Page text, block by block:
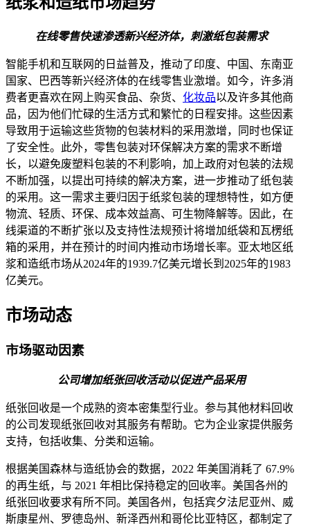
在线零售快速渗透新兴经济体，刺激纸包装需求
智能手机和互联网的日益普及，推动了印度、中国、东南亚
国家、巴西等新兴经济体的在线零售业激增。如今，许多消
费者更喜欢在网上购买食品、杂货、 化妆品以及许多其他商
品，因为他们忙碌的生活方式和繁忙的日程安排。这些因素
导致用于运输这些货物的包装材料的采用激增，同时也保证
了安全性。此外，零售包装对环保解决方案的需求不断增
长，以避免废塑料包装的不利影响，加上政府对包装的法规
不断加强，以提出可持续的解决方案，进一步推动了纸包装
的采用。这一需求主要归因于纸浆包装的理想特性，如方便
物流、轻质、环保、成本效益高、可生物降解等。因此，在
线渠道的不断扩张以及支持性法规预计将增加纸袋和瓦楞纸
箱的采用，并在预计的时间内推动市场增长率。亚太地区纸
浆和造纸市场从2024年的1939.7亿美元增长到2025年的1983
亿美元。
市场动态
市场驱动因素
公司增加纸张回收活动以促进产品采用
纸张回收是一个成熟的资本密集型行业。参与其他材料回收
的公司发现纸张回收对其服务有帮助。它为企业家提供服务
支持，包括收集、分类和运输。
根据美国森林与造纸协会的数据，2022 年美国消耗了 67.9%
的再生纸，与 2021 年相比保持稳定的回收率。美国各州的
纸张回收要求有所不同。美国各州，包括宾夕法尼亚州、威
斯康星州、罗德岛州、新泽西州和哥伦比亚特区，都制定了